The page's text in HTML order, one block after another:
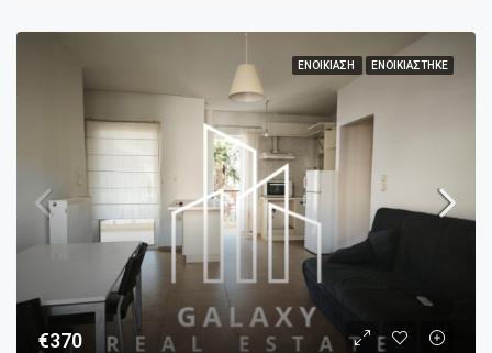
ΕΝΟΙΚΊΑΣΗ ΕΝΟΙΚΙΆΣΤΗΚΕ
€370